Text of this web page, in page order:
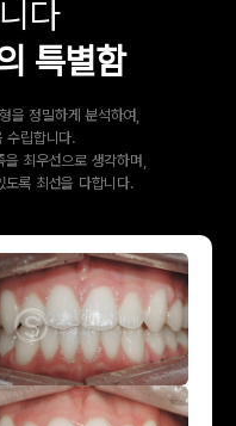
다
특별함
을 정밀하게 분석하여,
수립합니다.
최우선으로 생각하며,
록 최선을 다합니다.